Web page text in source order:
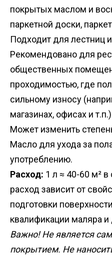
покрытых маслом и
паркетной доски,
Подходит для лестниц
Рекомендовано для
общественных
проходимостью, где
сильному износу
магазинах, офисах и
Может изменить
Масло для ухода за
употреблению.
Расход: 1 л ≈ 40-60 м²
расход зависит от
подготовки
квалификации маляра и
Важно! Не является
покрытием. Не